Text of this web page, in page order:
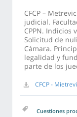
CFCP –
judicial.
CPPN. Indicios
Solicitud de
Cámara.
legalidad y
parte de los
CFCP -
Cuestiones